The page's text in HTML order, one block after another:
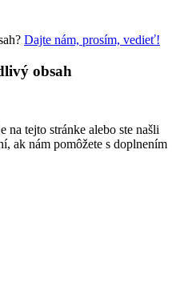
Dajte nám, prosím, vedieť!
obsah
tejto stránke alebo ste našli
ak nám pomôžete s doplnením